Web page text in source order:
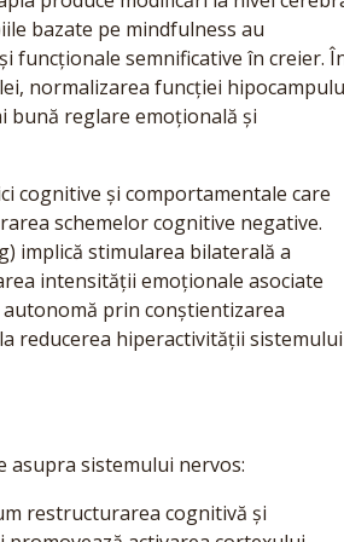
bazate pe mindfulness au
funcționale semnificative în creier.
normalizarea funcției
bună reglare emoțională și
cognitive și comportamentale care
schemelor cognitive negative.
implică stimularea bilaterală a
intensității emoționale asociate
prin conștientizarea
reducerea hiperactivității sistemului
asupra sistemului nervos:
restructurarea cognitivă și